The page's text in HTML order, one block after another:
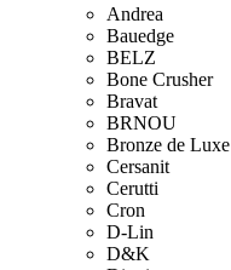
Andrea
Bauedge
BELZ
Bone Crusher
Bravat
BRNOU
Bronze de Luxe
Cersanit
Cerutti
Cron
D-Lin
D&K